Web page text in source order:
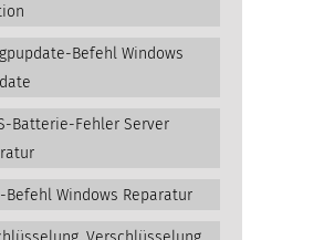
Befehl Windows
Batterie-Fehler Server
Befehl Windows Reparatur